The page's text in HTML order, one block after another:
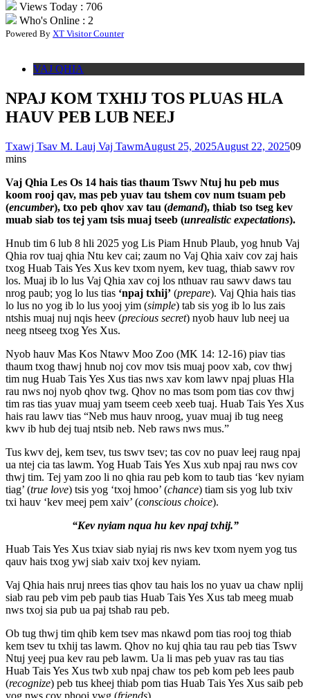
Views Today : 706
Who's Online : 2
Powered By XT Visitor Counter
VAJ QHIA
NPAJ KOM TXHIJ TOS PLUAS HLA
HAUV PEB LUB NEEJ
Txawj Tsav M. Lauj Vaj TawmAugust 25, 2025August 22, 202509
mins
Vaj Qhia Les Os 14 hais tias thaum Tswv Ntuj hu peb mus
koom rooj qav, mas peb yuav tau tshem cov num tsuam peb
(encumber), txo peb qhov xav tau (demand), thiab tso tseg kev
muab siab tos tej yam tsis muaj tseeb (unrealistic expectations).
Hnub tim 6 lub 8 hli 2025 yog Lis Piam Hnub Plaub, yog hnub Vaj
Qhia rov tuaj qhia Ntu kev cai; zaum no Vaj Qhia xaiv cov zaj hais
txog Huab Tais Yes Xus kev txom nyem, kev tuag, thiab sawv rov
los. Muaj ib lo lus Vaj Qhia xav coj los nthuav rau sawv daws tau
nrog paub; yog lo lus tias ‘npaj txhij’ (prepare). Vaj Qhia hais tias
lo lus no yog ib lo lus yooj yim (simple) tab sis yog ib lo lus zais
ntshis muaj nuj nqis heev (precious secret) nyob hauv lub neej ua
neeg ntseeg txog Yes Xus.
Nyob hauv Mas Kos Ntawv Moo Zoo (MK 14: 12-16) piav tias
thaum txog thawj hnub noj cov mov tsis muaj poov xab, cov thwj
tim nug Huab Tais Yes Xus tias nws xav kom lawv npaj pluas Hla
rau nws noj nyob qhov twg. Qhov no mas tsom pom tias cov thwj
tim ras tias yuav muaj yam tseem ceeb xeeb tuaj. Huab Tais Yes Xus
hais rau lawv tias “Neb mus hauv nroog, yuav muaj ib tug neeg
kwv ib hub dej tuaj ntsib neb. Neb raws nws mus.”
Tus kwv dej, kem tsev, tus tswv tsev; tas cov no puav leej raug npaj
ua ntej cia tas lawm. Yog Huab Tais Yes Xus xub npaj rau nws cov
thwj tim. Tej yam zoo li no qhia rau peb kom to taub tias ‘kev nyiam
tiag’ (true love) tsis yog ‘txoj hmoo’ (chance) tiam sis yog lub txiv
txi hauv ‘kev meej pem xaiv’ (conscious choice).
“Kev nyiam nqua hu kev npaj txhij.”
Huab Tais Yes Xus txiav siab nyiaj ris nws kev txom nyem yog tus
qauv hais txog ywj siab xaiv txoj kev nyiam.
Vaj Qhia hais nruj nrees tias qhov tau hais los no yuav ua chaw nplij
siab rau peb vim peb paub tias Huab Tais Yes Xus tab meeg muab
nws txoj sia pub ua paj tshab rau peb.
Ob tug thwj tim qhib kem tsev mas nkawd pom tias rooj tog thiab
kem tsev tu txhij tas lawm. Qhov no kuj qhia tau rau peb tias Tswv
Ntuj yeej pua kev rau peb lawm. Ua li mas peb yuav ras tau tias
Huab Tais Yes Xus twb xub npaj chaw tos peb kom peb lees paub
(recognize) peb tus kheej thiab pom tias Huab Tais Yes Xus saib peb
yog nws cov phooj ywg (friends).